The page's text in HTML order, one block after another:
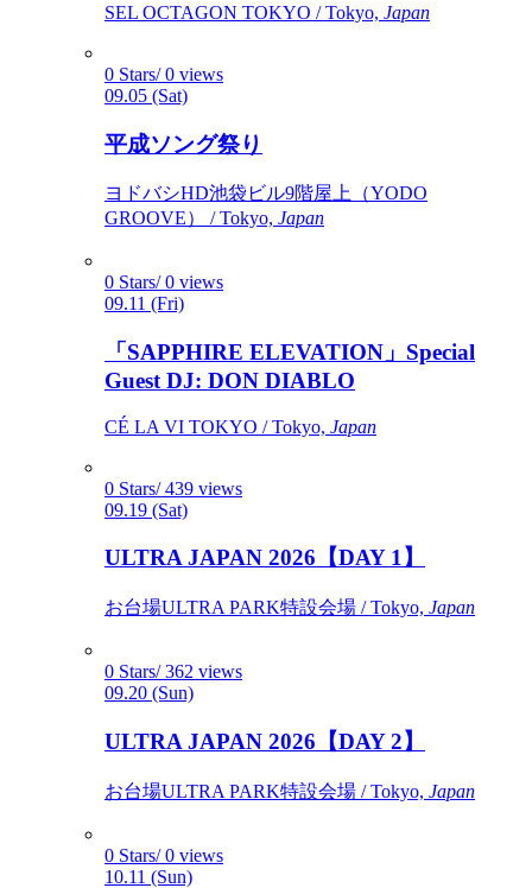
SEL OCTAGON TOKYO / Tokyo, Japan
0 Stars/ 0 views
09.05 (Sat)
平成ソング祭り
ヨドバシHD池袋ビル9階屋上（YODO
GROOVE） / Tokyo, Japan
0 Stars/ 0 views
09.11 (Fri)
「SAPPHIRE ELEVATION」Special
Guest DJ: DON DIABLO
CÉ LA VI TOKYO / Tokyo, Japan
0 Stars/ 439 views
09.19 (Sat)
ULTRA JAPAN 2026【DAY 1】
お台場ULTRA PARK特設会場 / Tokyo, Japan
0 Stars/ 362 views
09.20 (Sun)
ULTRA JAPAN 2026【DAY 2】
お台場ULTRA PARK特設会場 / Tokyo, Japan
0 Stars/ 0 views
10.11 (Sun)